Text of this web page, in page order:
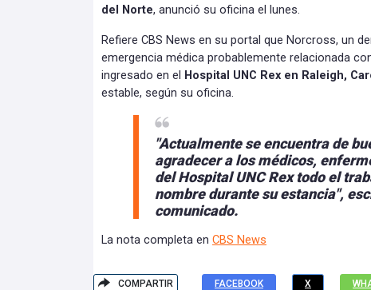
del Norte, anunció su oficina el lunes.
Refiere CBS News en su portal que Norcross, un
emergencia médica probablemente relacionada
ingresado en el
Hospital UNC Rex en Raleigh,
estable, según su oficina.
"Actualmente se encuentra de
agradecer a los médicos,
del Hospital UNC Rex todo el
nombre durante su estancia",
comunicado.
La nota completa en CBS News
COMPARTIR FACEBOOK X